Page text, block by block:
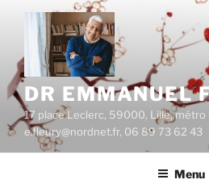
Aller
contenu
principal
DR EMMANUEL
17 place Leclerc, 59000, Lille,
e.fleury@nordnet.fr, 06 89 73 62 43
Menu